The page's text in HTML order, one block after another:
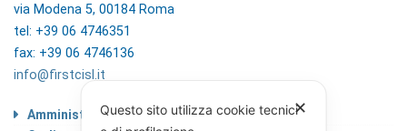
via Modena 5, 00184 Roma
tel: +39 06 4746351
fax: +39 06 4746136
info@firstcisl.it
Amministrazione trasparente
✕
Questo sito utilizza cookie tecnici